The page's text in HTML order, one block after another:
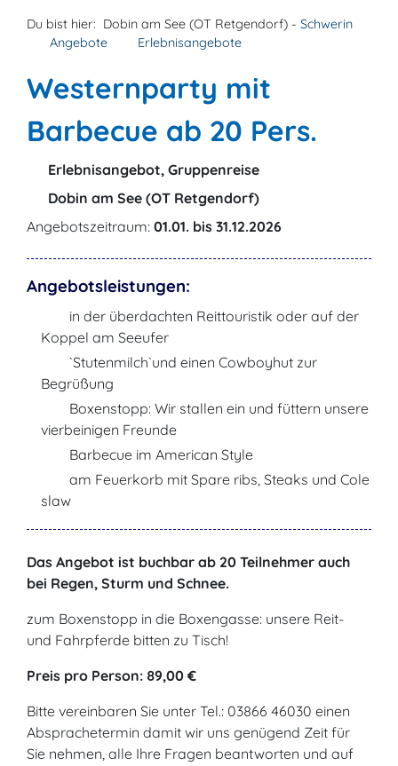
Du bist hier: Dobin am See (OT Retgendorf) - Schwerin
Angebote
Erlebnisangebote
Westernparty mit
Barbecue ab 20 Pers.
Erlebnisangebot, Gruppenreise
Dobin am See (OT Retgendorf)
Angebotszeitraum: 01.01. bis 31.12.2026
Angebotsleistungen:
in der überdachten Reittouristik oder auf der
Koppel am Seeufer
`Stutenmilch`und einen Cowboyhut zur
Begrüßung
Boxenstopp: Wir stallen ein und füttern unsere
vierbeinigen Freunde
Barbecue im American Style
am Feuerkorb mit Spare ribs, Steaks und Cole
slaw
Das Angebot ist buchbar ab 20 Teilnehmer auch
bei Regen, Sturm und Schnee.
zum Boxenstopp in die Boxengasse: unsere Reit-
und Fahrpferde bitten zu Tisch!
Preis pro Person: 89,00 €
Bitte vereinbaren Sie unter Tel.: 03866 46030 einen
Absprachetermin damit wir uns genügend Zeit für
Sie nehmen, alle Ihre Fragen beantworten und auf